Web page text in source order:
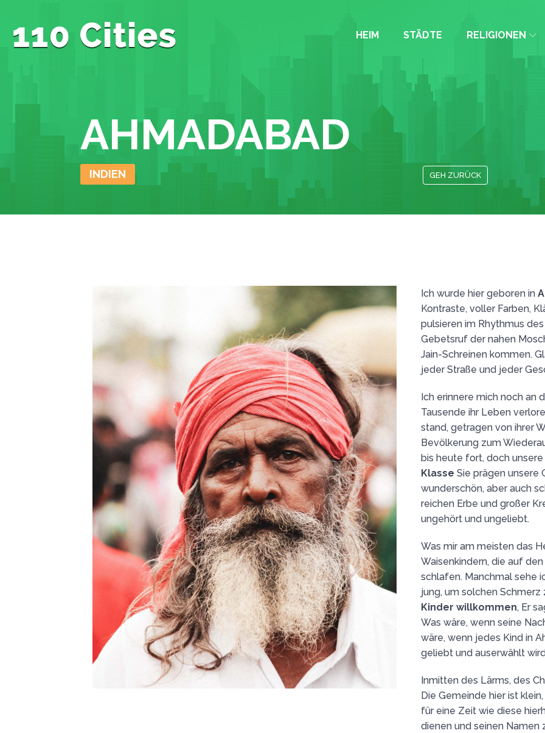
HEIM STÄDTE RELIGIONEN
AHMADABAD
INDIEN GEH ZURÜCK
Ich wurde hier geboren in
Kontraste, voller Farben,
pulsieren im Rhythmus
Gebetsruf der nahen
Jain-Schreinen kommen.
jeder Straße und jeder
Ich erinnere mich noch an
Tausende ihr Leben
stand, getragen von ihrer
Bevölkerung zum
bis heute fort, doch
Klasse Sie prägen unsere
wunderschön, aber auch
reichen Erbe und großer
ungehört und ungeliebt.
Was mir am meisten das
Waisenkindern, die auf
schlafen. Manchmal sehe
jung, um solchen Schmerz
Kinder willkommen, Er
Was wäre, wenn seine
wäre, wenn jedes Kind in
geliebt und auserwählt
Inmitten des Lärms, des
Die Gemeinde hier ist
für eine Zeit wie diese
dienen und seinen Namen